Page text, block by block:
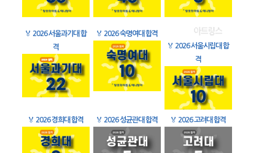
🏅 2026 서울과기대 합
격
🏅 2026 숙명여대 합격
🏅 2026 서울시립대 합
격
🏅 2026 경희대 합격 🏅 2026 성균관대 합격 🏅 2026 고려대 합격